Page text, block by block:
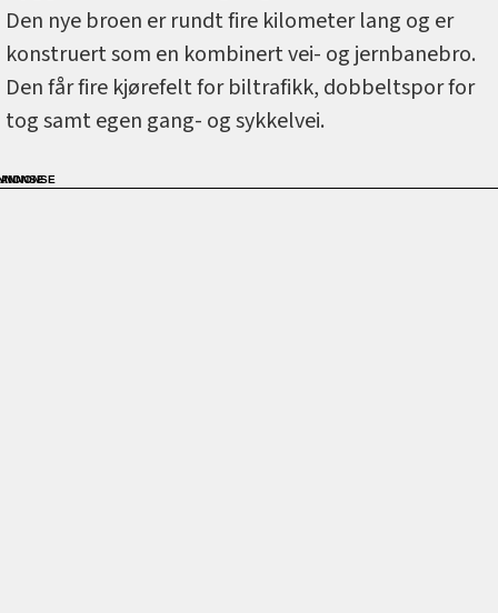
Den nye broen er rundt fire kilometer lang og er
konstruert som en kombinert vei- og jernbanebro.
Den får fire kjørefelt for biltrafikk, dobbeltspor for
tog samt egen gang- og sykkelvei.